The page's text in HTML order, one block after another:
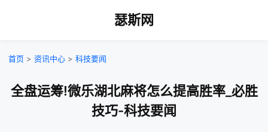
瑟斯网
首页 > 资讯中心 > 科技要闻
全盘运筹!微乐湖北麻将怎么提高胜率_必胜
技巧-科技要闻